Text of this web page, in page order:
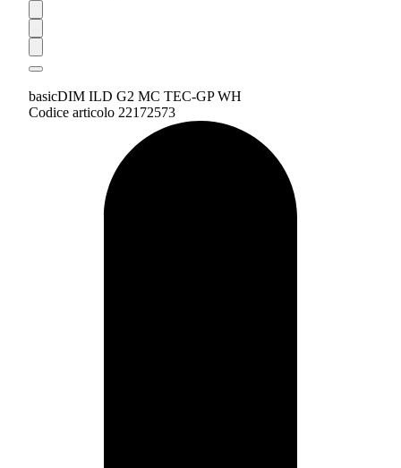
basicDIM ILD G2 MC TEC-GP WH
Codice articolo 22172573